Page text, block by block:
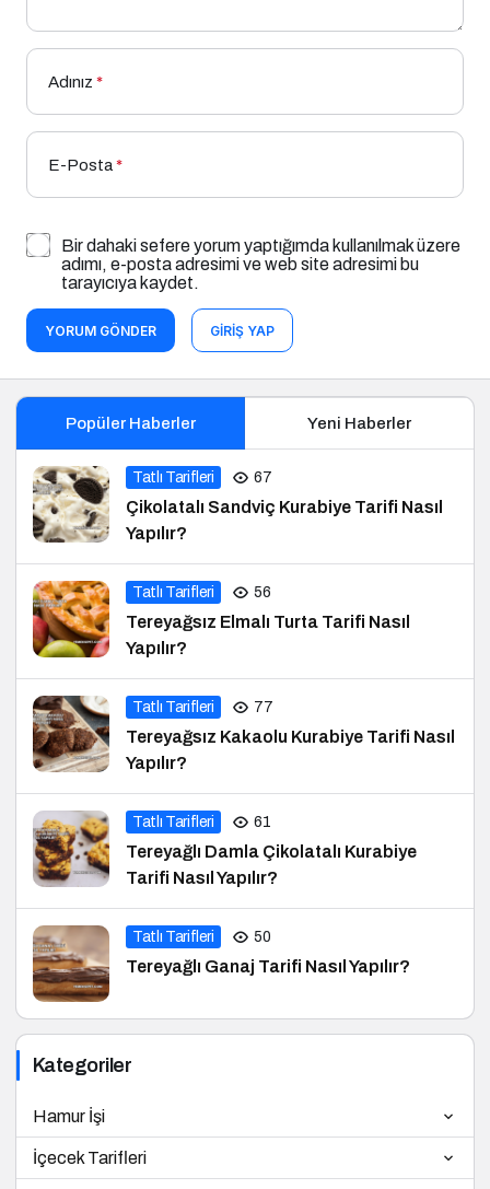
Adınız *
E-Posta*
Bir dahaki sefere yorum yaptığımda kullanılmak üzere
adımı, e-posta adresimi ve web site adresimi bu
tarayıcıya kaydet.
YORUM GÖNDER GIRIŞ YAP
Popüler Haberler Yeni Haberler
Tatlı Tarifleri 67
Çikolatalı Sandviç Kurabiye Tarifi Nasıl
Yapılır?
Tatlı Tarifleri 56
Tereyağsız Elmalı Turta Tarifi Nasıl
Yapılır?
Tatlı Tarifleri 77
Tereyağsız Kakaolu Kurabiye Tarifi Nasıl
Yapılır?
Tatlı Tarifleri 61
Tereyağlı Damla Çikolatalı Kurabiye
Tarifi Nasıl Yapılır?
Tatlı Tarifleri 50
Tereyağlı Ganaj Tarifi Nasıl Yapılır?
Kategoriler
Hamur İşi
İçecek Tarifleri